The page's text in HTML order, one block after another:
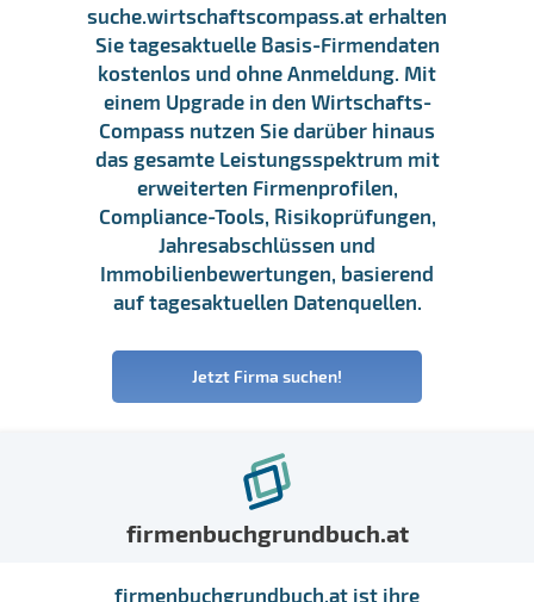
suche.wirtschaftscompass.at erhalten
Sie tagesaktuelle Basis-Firmendaten
kostenlos und ohne Anmeldung. Mit
einem Upgrade in den Wirtschafts-
Compass nutzen Sie darüber hinaus
das gesamte Leistungsspektrum mit
erweiterten Firmenprofilen,
Compliance-Tools, Risikoprüfungen,
Jahresabschlüssen und
Immobilienbewertungen, basierend
auf tagesaktuellen Datenquellen.
Jetzt Firma suchen!
firmenbuchgrundbuch.at
firmenbuchgrundbuch.at ist ihre